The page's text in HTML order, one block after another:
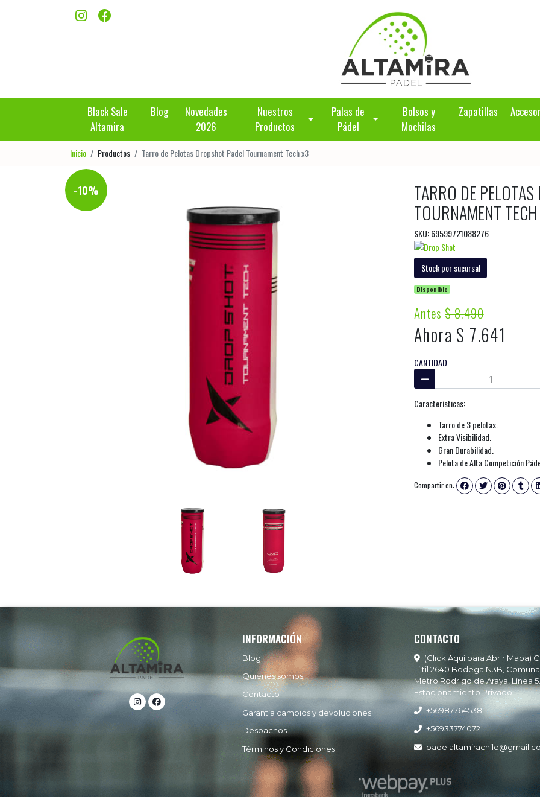
Black Sale
Altamira
Blog
Novedades
2026
Nuestros
Productos
Palas de
Pádel
Bolsos y
Mochilas
Zapatillas
Inicio Productos Tarro de Pelotas Dropshot Padel Tournament Tech x3
-10%
TARRO DE
TOURNAMENT
SKU: 69599721088276
Stock por sucursal
Disponible
Antes$ 8.490
Ahora $ 7.641
CANTIDAD
Características:
Tarro de 3 pelotas.
Extra Visibilidad.
Gran Durabilidad.
Pelota de Alta Competición
Compartir en:
INFORMACIÓN
Blog
Quiénes somos
Contacto
Garantía cambios y devoluciones
Despachos
Términos y Condiciones
CONTACTO
(Click Aquí para Abrir Mapa)
Tiltil 2640 Bodega N3B, Comuna
Metro Rodrigo de Araya, Línea 5.
Estacionamiento Privado
+56987764538
+56933774072